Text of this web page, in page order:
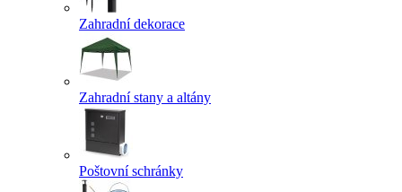
Zahradní dekorace
Zahradní stany a altány
Poštovní schránky